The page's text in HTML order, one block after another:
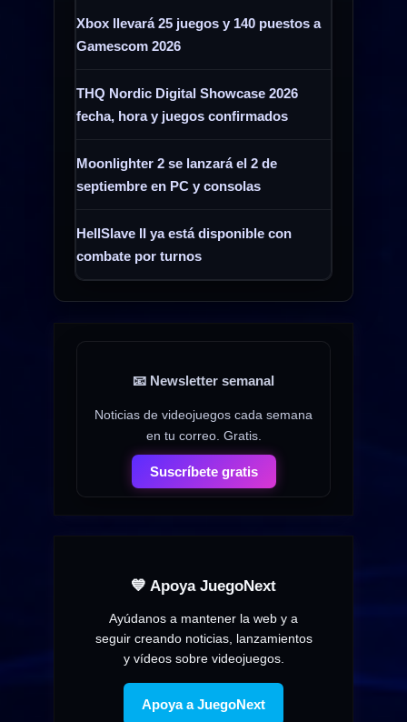
Xbox llevará 25 juegos y 140 puestos a
Gamescom 2026
THQ Nordic Digital Showcase 2026
fecha, hora y juegos confirmados
Moonlighter 2 se lanzará el 2 de
septiembre en PC y consolas
HellSlave II ya está disponible con
combate por turnos
📧 Newsletter semanal
Noticias de videojuegos cada semana
en tu correo. Gratis.
Suscríbete gratis
💙 Apoya JuegoNext
Ayúdanos a mantener la web y a
seguir creando noticias, lanzamientos
y vídeos sobre videojuegos.
Apoya a JuegoNext